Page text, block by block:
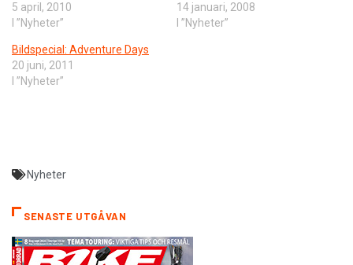
5 april, 2010
I ”Nyheter”
14 januari, 2008
I ”Nyheter”
Bildspecial: Adventure Days
20 juni, 2011
I ”Nyheter”
Nyheter
SENASTE UTGÅVAN